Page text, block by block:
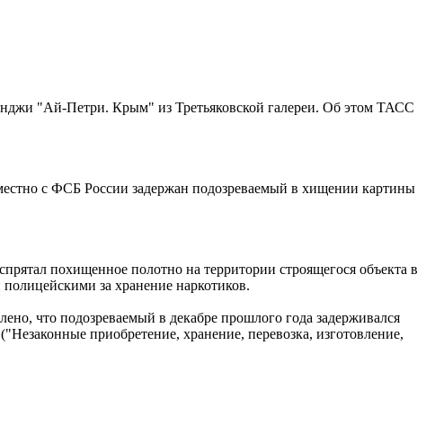
"Ай-Петри. Крым" из Третьяковской галереи. Об этом ТАСС
с ФСБ России задержан подозреваемый в хищении картины
похищенное полотно на территории строящегося объекта в
за хранение наркотиков.
что подозреваемый в декабре прошлого года задерживался
приобретение, хранение, перевозка, изготовление,